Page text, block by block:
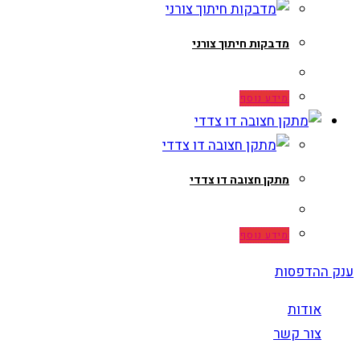
מדבקות חיתוך צורני
מידע נוסף
מתקן חצובה דו צדדי
מידע נוסף
ענק ההדפסות
אודות
צור קשר